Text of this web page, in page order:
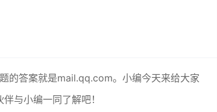
的答案就是mail.qq.com。小编今天来给大家
与小编一同了解吧！